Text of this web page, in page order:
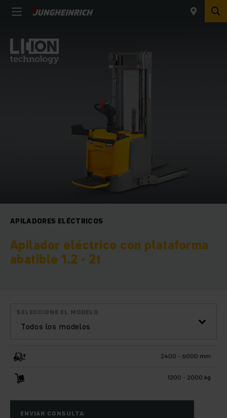
APILADORES ELÉCTRICOS
Apilador eléctrico con plataforma
abatible 1.2 - 2t
Todos los modelos
SELECCIONE EL MODELO
2400 - 6000 mm
1200 - 2000 kg
ENVIAR CONSULTA